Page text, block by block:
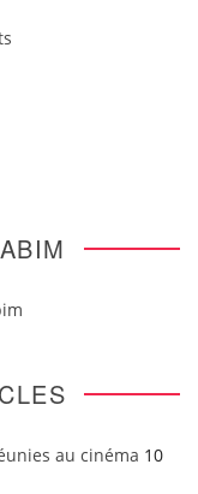
au cinéma 10